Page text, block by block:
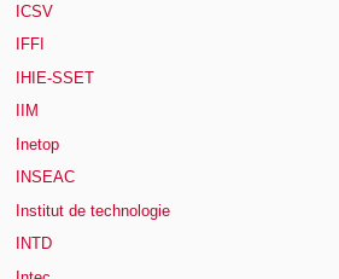
ICSV
IFFI
IHIE-SSET
IIM
Inetop
INSEAC
Institut de technologie
INTD